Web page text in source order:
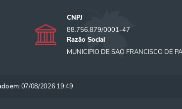
CNPJ
88.756.879/0001-47
Razão Social
MUNICIPIO DE SAO FRANCISCO DE
em:07/08/2026 19:49